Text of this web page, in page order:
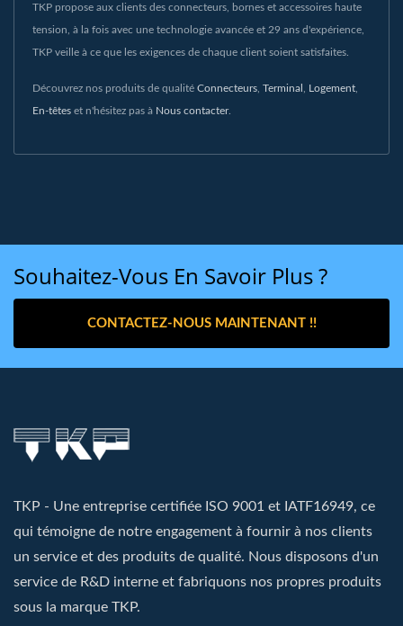
TKP propose aux clients des connecteurs, bornes et accessoires haute
tension, à la fois avec une technologie avancée et 29 ans d'expérience,
TKP veille à ce que les exigences de chaque client soient satisfaites.
Découvrez nos produits de qualité Connecteurs Terminal Logement
En-têtes et n'hésitez pas à Nous contacter.
Souhaitez-Vous En Savoir Plus ?
CONTACTEZ-NOUS MAINTENANT !!
TKP - Une entreprise certifiée ISO 9001 et IATF16949, ce
qui témoigne de notre engagement à fournir à nos clients
un service et des produits de qualité. Nous disposons d'un
service de R&D interne et fabriquons nos propres produits
sous la marque TKP.